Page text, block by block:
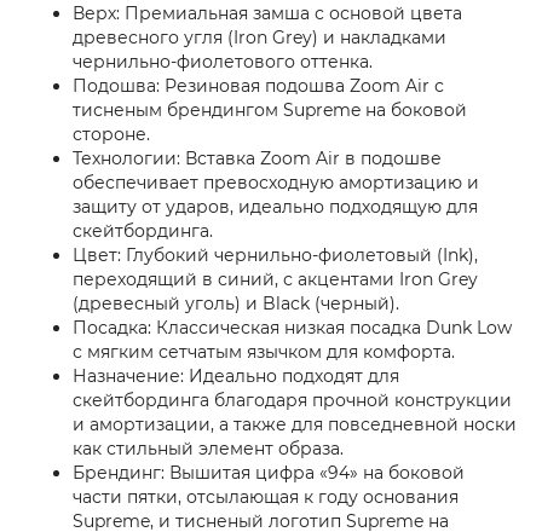
Верх: Премиальная замша с основой цвета
древесного угля (Iron Grey) и накладками
чернильно-фиолетового оттенка.
Подошва: Резиновая подошва Zoom Air с
тисненым брендингом Supreme на боковой
стороне.
Технологии: Вставка Zoom Air в подошве
обеспечивает превосходную амортизацию и
защиту от ударов, идеально подходящую для
скейтбординга.
Цвет: Глубокий чернильно-фиолетовый (Ink),
переходящий в синий, с акцентами Iron Grey
(древесный уголь) и Black (черный).
Посадка: Классическая низкая посадка Dunk Low
с мягким сетчатым язычком для комфорта.
Назначение: Идеально подходят для
скейтбординга благодаря прочной конструкции
и амортизации, а также для повседневной носки
как стильный элемент образа.
Брендинг: Вышитая цифра «94» на боковой
части пятки, отсылающая к году основания
Supreme, и тисненый логотип Supreme на